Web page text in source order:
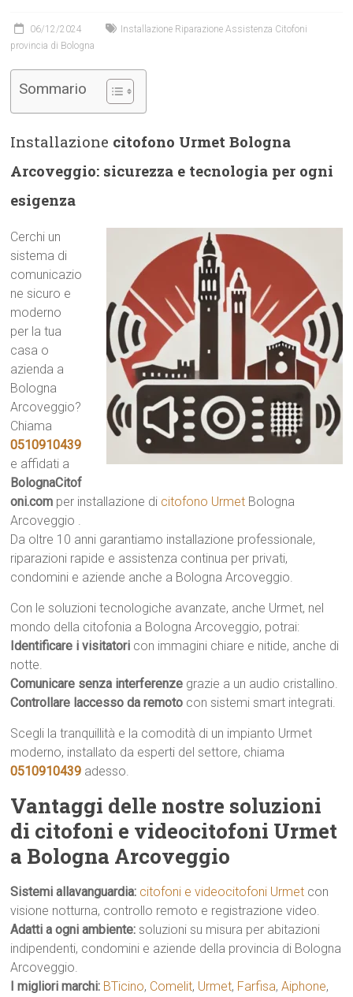
06/12/2024
Installazione Riparazione Assistenza Citofoni
provincia di Bologna
Sommario
Installazione citofono Urmet Bologna
Arcoveggio: sicurezza e tecnologia per ogni
esigenza
Cerchi un
sistema di
comunicazio
ne sicuro e
moderno
per la tua
casa o
azienda a
Bologna
Arcoveggio?
Chiama
0510910439
e affidati a
BolognaCitof
oni.com per installazione di citofono Urmet Bologna
Arcoveggio .
Da oltre 10 anni garantiamo installazione professionale,
riparazioni rapide e assistenza continua per privati,
condomini e aziende anche a Bologna Arcoveggio.
Con le soluzioni tecnologiche avanzate, anche Urmet, nel
mondo della citofonia a Bologna Arcoveggio, potrai:
Identificare i visitatori con immagini chiare e nitide, anche di
notte.
Comunicare senza interferenze grazie a un audio cristallino.
Controllare laccesso da remoto con sistemi smart integrati.
Scegli la tranquillità e la comodità di un impianto Urmet
moderno, installato da esperti del settore, chiama
0510910439 adesso.
Vantaggi delle nostre soluzioni
di citofoni e videocitofoni Urmet
a Bologna Arcoveggio
Sistemi allavanguardia: citofoni e videocitofoni Urmet con
visione notturna, controllo remoto e registrazione video.
Adatti a ogni ambiente: soluzioni su misura per abitazioni
indipendenti, condomini e aziende della provincia di Bologna
Arcoveggio.
I migliori marchi: BTicino, Comelit, Urmet, Farfisa,Aiphone,